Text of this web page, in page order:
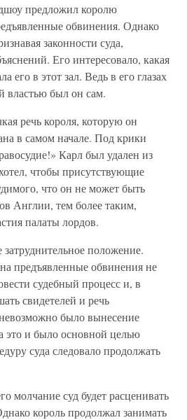
предложил королю
обвинения. Однако
законности суда,
Его интересовало, какая
его в этот зал. Ведь в его глазах
властью был он сам.
речь короля, которую он
в самом начале. Под крики
Карл был удален из
чтобы присутствующие
что он не может быть
Англии, тем более таким,
палаты лордов.
положение.
предъявленные обвинения не
судебный процесс и, в
свидетелей и речь
было вынесение
это и было основной целью
суда следовало продолжать
молчание суд будет расценивать
король продолжал занимать